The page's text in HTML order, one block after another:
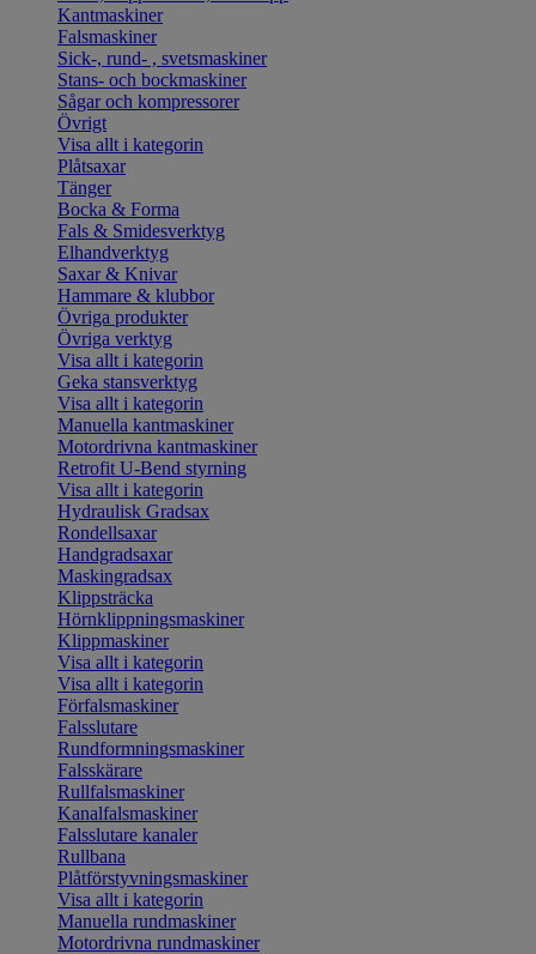
Kantmaskiner
Falsmaskiner
Sick-, rund- , svetsmaskiner
Stans- och bockmaskiner
Sågar och kompressorer
Övrigt
Visa allt i kategorin
Plåtsaxar
Tänger
Bocka & Forma
Fals & Smidesverktyg
Elhandverktyg
Saxar & Knivar
Hammare & klubbor
Övriga produkter
Övriga verktyg
Visa allt i kategorin
Geka stansverktyg
Visa allt i kategorin
Manuella kantmaskiner
Motordrivna kantmaskiner
Retrofit U-Bend styrning
Visa allt i kategorin
Hydraulisk Gradsax
Rondellsaxar
Handgradsaxar
Maskingradsax
Klippsträcka
Hörnklippningsmaskiner
Klippmaskiner
Visa allt i kategorin
Visa allt i kategorin
Förfalsmaskiner
Falsslutare
Rundformningsmaskiner
Falsskärare
Rullfalsmaskiner
Kanalfalsmaskiner
Falsslutare kanaler
Rullbana
Plåtförstyvningsmaskiner
Visa allt i kategorin
Manuella rundmaskiner
Motordrivna rundmaskiner